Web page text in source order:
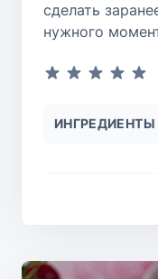
сделать
нужного
ИНГРЕДИЕНТЫ